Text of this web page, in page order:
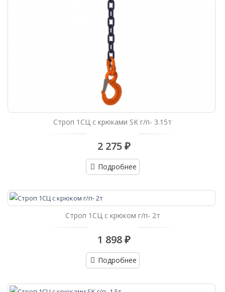
Строп 1СЦ с крюками SK г/п- 3.15т
2 275 ₽
Подробнее
Строп 1СЦ с крюком г/п- 2т
1 898 ₽
Подробнее